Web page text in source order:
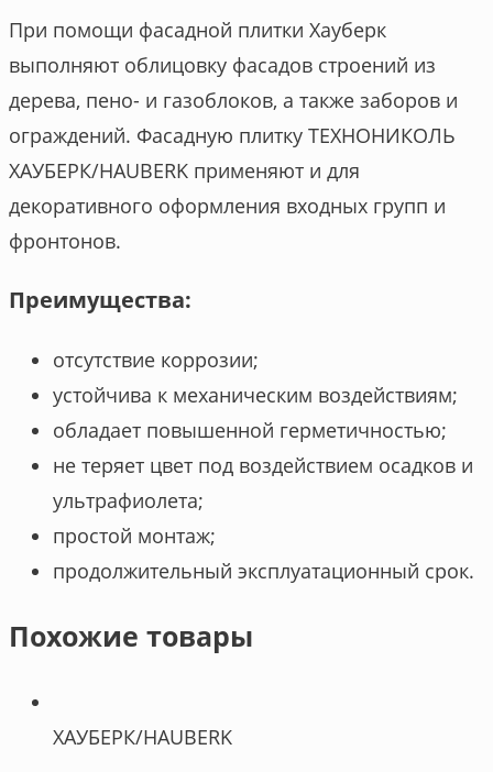
При помощи фасадной плитки Хауберк
выполняют облицовку фасадов строений из
дерева, пено- и газоблоков, а также заборов и
ограждений. Фасадную плитку ТЕХНОНИКОЛЬ
ХАУБЕРК/HAUBERK применяют и для
декоративного оформления входных групп и
фронтонов.
Преимущества:
отсутствие коррозии;
устойчива к механическим воздействиям;
обладает повышенной герметичностью;
не теряет цвет под воздействием осадков и
ультрафиолета;
простой монтаж;
продолжительный эксплуатационный срок.
Похожие товары
ХАУБЕРК/HAUBERK